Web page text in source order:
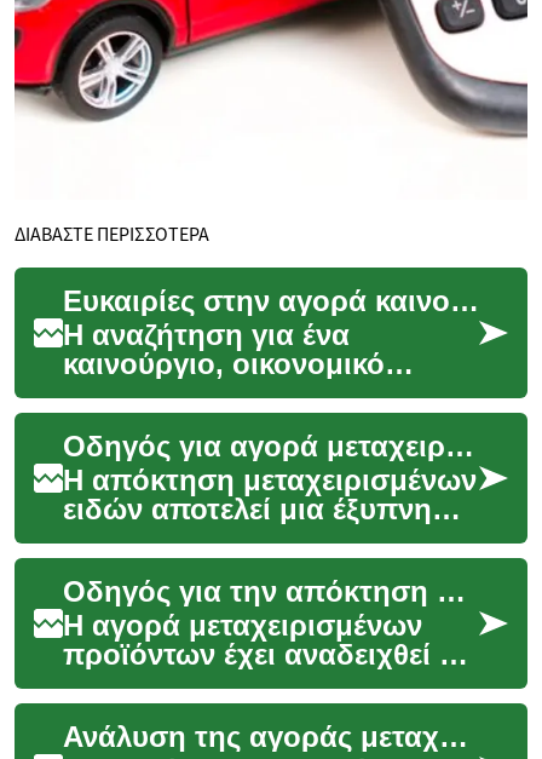
ΔΙΑΒΑΣΤΕ ΠΕΡΙΣΣΟΤΕΡΑ
Ευκαιρίες στην αγορά καινούργιων οικονομικών αυτοκινήτων
Η αναζήτηση για ένα
καινούργιο, οικονομικό
αυτοκίνητο με
προϋπολογισμό γύρω στα
9.000 ευρώ αποτελεί συχνά
πρόκληση γι...
Οδηγός για αγορά μεταχειρισμένων με ευέλικτη αποπληρωμή
Η απόκτηση μεταχειρισμένων
ειδών αποτελεί μια έξυπνη
οικονομική επιλογή για
πολλούς καταναλωτές
παγκοσμίως, προσφέρον...Οδηγός για την απόκτηση μεταχειρισμένων με ευέλικτες δόσεις.
Η αγορά μεταχειρισμένων
προϊόντων έχει αναδειχθεί σε
μια όλο και πιο δημοφιλή
επιλογή για καταναλωτές
παγκοσμίως, προ...
Ανάλυση της αγοράς μεταχειρισμένων οχημάτων Θεσσαλονίκης